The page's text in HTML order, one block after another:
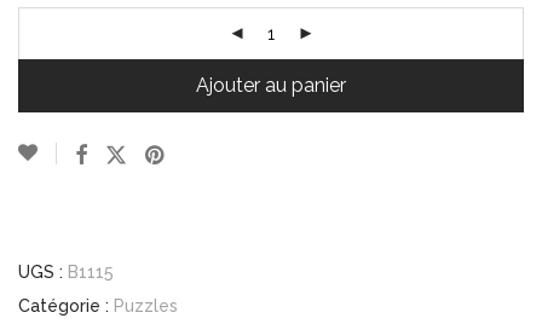
Ajouter au panier
UGS : B1115
Catégorie : Puzzles